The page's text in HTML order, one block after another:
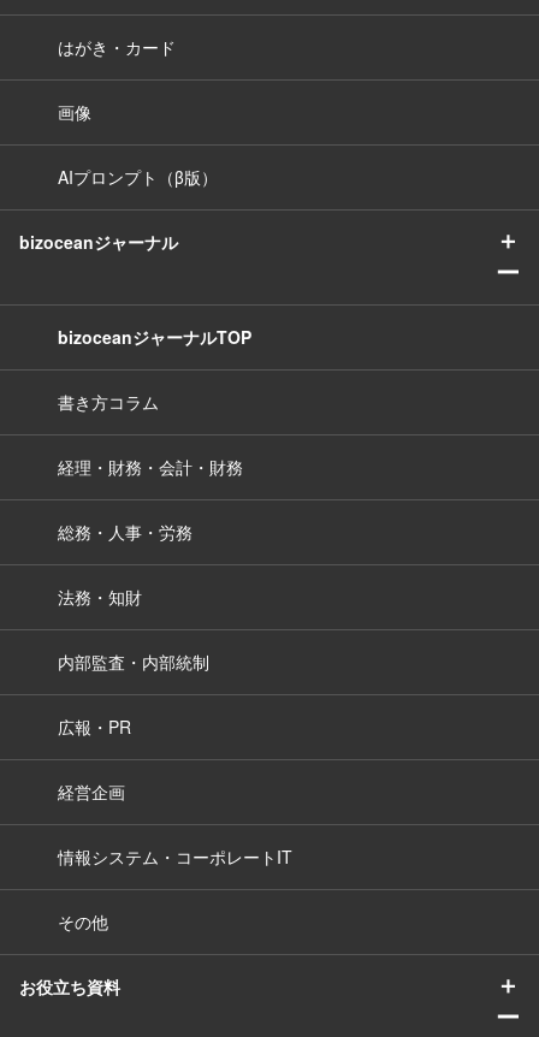
はがき・カード
画像
AIプロンプト（β版）
bizoceanジャーナル
＋
ー
bizoceanジャーナルTOP
書き方コラム
経理・財務・会計・財務
総務・人事・労務
法務・知財
内部監査・内部統制
広報・PR
経営企画
情報システム・コーポレートIT
その他
お役立ち資料
＋
ー